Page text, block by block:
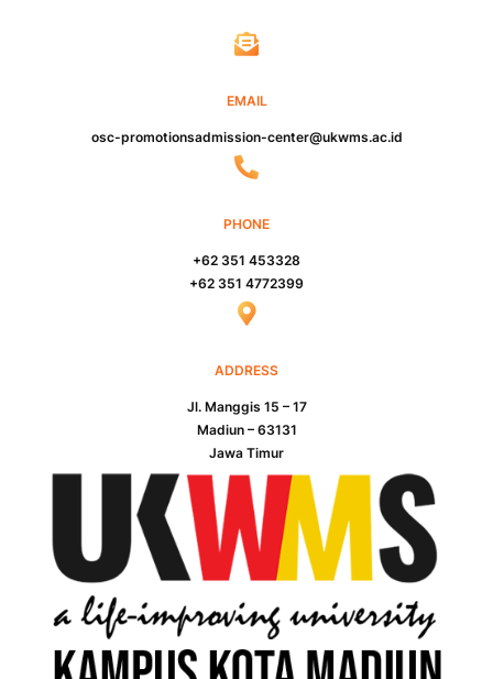
EMAIL
osc-promotionsadmission-center@ukwms.ac.id
PHONE
+62 351 453328
+62 351 4772399
ADDRESS
Jl. Manggis 15 – 17
Madiun – 63131
Jawa Timur